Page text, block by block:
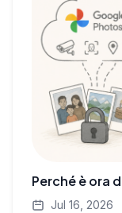
Perché è ora
Jul 16, 2026